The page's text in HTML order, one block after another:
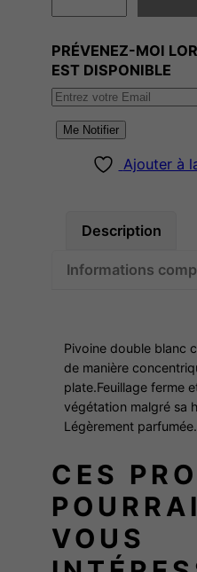
a
t
i
t
é
PRÉVENEZ-MOI
EST DISPONIBLE
Me Notifier
Ajouter à
Description
Informations
Pivoine double blanc
de manière
plate.Feuillage ferme
végétation malgré sa
Légèrement parfumée.
CES
VOUS